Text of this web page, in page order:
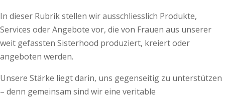
In dieser Rubrik stellen wir ausschliesslich Produkte,
Services oder Angebote vor, die von Frauen aus unserer
weit gefassten Sisterhood produziert, kreiert oder
angeboten werden.
Unsere Stärke liegt darin, uns gegenseitig zu unterstützen
– denn gemeinsam sind wir eine veritable